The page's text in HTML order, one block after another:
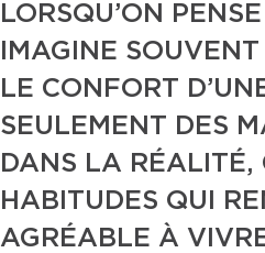
LORSQU’ON
IMAGINE
LE CONFORT
SEULEMENT DES
DANS LA RÉALITÉ,
HABITUDES QUI
AGRÉABLE À